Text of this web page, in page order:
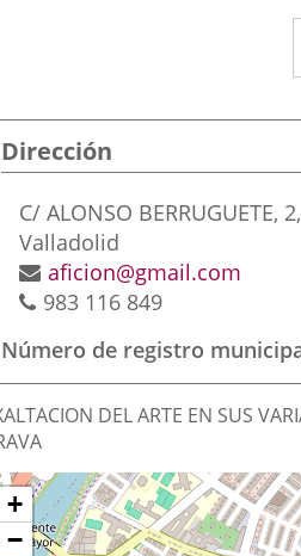
Dirección
Postal
address
C/ ALONSO BERRUGUETE,
Valladolid
Email
aficion@gmail.com
Phones
983 116 849
Número de registro
DEL ARTE EN SUS
+
−